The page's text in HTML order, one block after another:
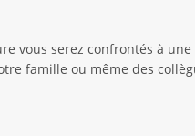
vous serez confrontés à une
famille ou même des